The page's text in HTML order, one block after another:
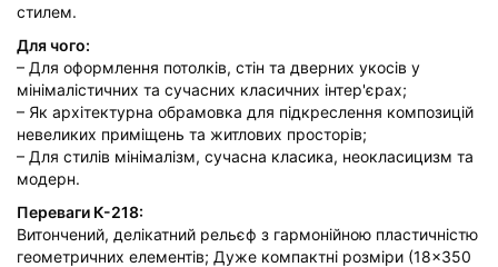
стилем.
Для чого:
– Для оформлення потолків, стін та дверних укосів у
мінімалістичних та сучасних класичних інтер'єрах;
– Як архітектурна обрамовка для підкреслення композицій
невеликих приміщень та житлових просторів;
– Для стилів мінімалізм, сучасна класика, неокласицизм та
модерн.
Переваги К-218:
Витончений, делікатний рельєф з гармонійною пластичністю
геометричних елементів; Дуже компактні розміри (18×350